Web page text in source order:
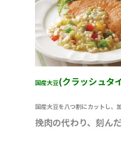
国産大豆(クラッシュタ
国産大豆を八つ割にカットし、
挽肉の代わり、刻ん